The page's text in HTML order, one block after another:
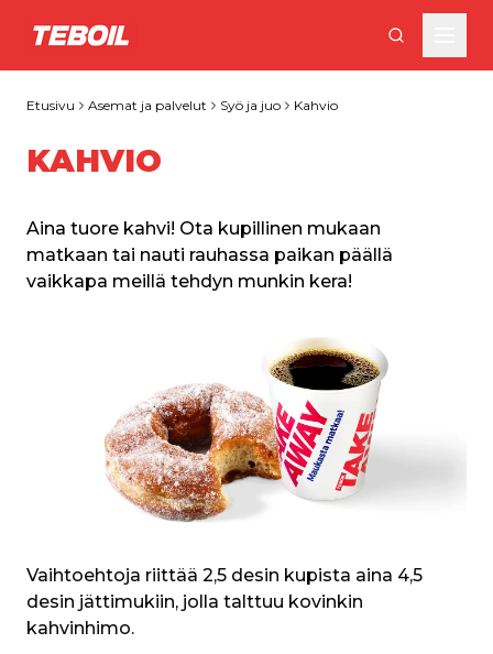
Siirry pääsisältöön
Etusivu Asemat ja palvelut Syö ja juo Kahvio
KAHVIO
Aina tuore kahvi! Ota kupillinen mukaan
matkaan tai nauti rauhassa paikan päällä
vaikkapa meillä tehdyn munkin kera!
Vaihtoehtoja riittää 2,5 desin kupista aina 4,5
desin jättimukiin, jolla talttuu kovinkin
kahvinhimo.